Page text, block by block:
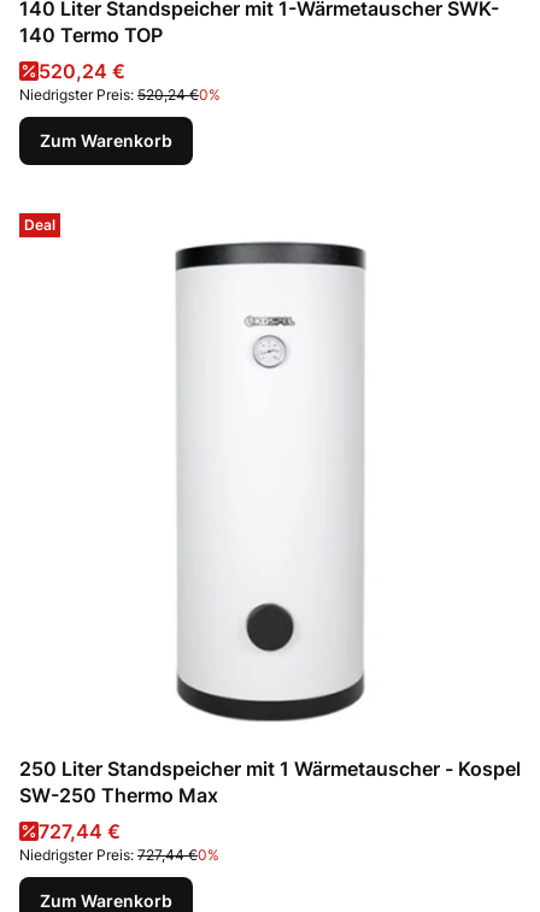
140 Liter Standspeicher mit 1-Wärmetauscher SWK-
140 Termo TOP
Aktionspreis
520,24 €
Niedrigster Preis: 520,24 €0%
Zum Warenkorb
Deal
250 Liter Standspeicher mit 1 Wärmetauscher - Kospel
SW-250 Thermo Max
Aktionspreis
727,44 €
Niedrigster Preis: 727,44 €0%
Zum Warenkorb